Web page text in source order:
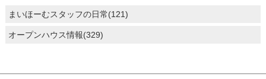
まいほーむスタッフの日常(121)
オープンハウス情報(329)